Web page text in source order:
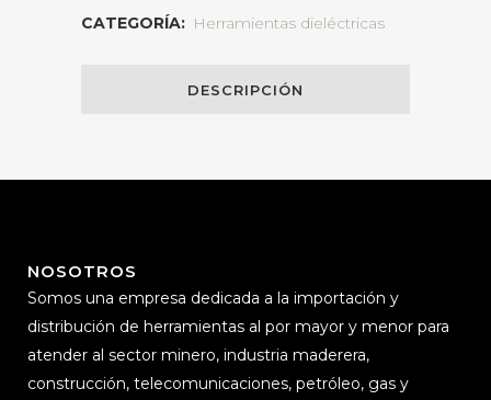
CATEGORÍA: Herramientas dieléctricas
DESCRIPCIÓN
NOSOTROS
Somos una empresa dedicada a la importación y
distribución de herramientas al por mayor y menor para
atender al sector minero, industria maderera,
construcción, telecomunicaciones, petróleo, gas y